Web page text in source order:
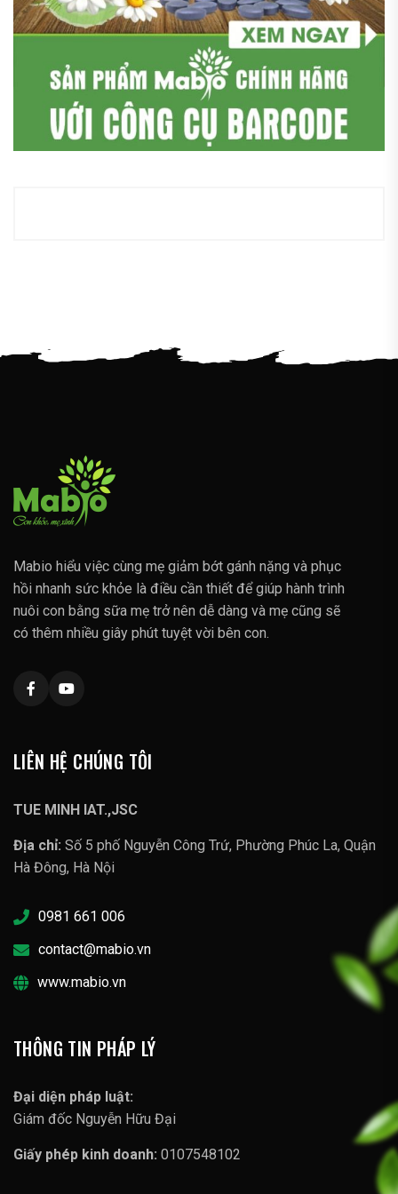
Mabio hiểu việc cùng mẹ giảm bớt gánh nặng và phục
hồi nhanh sức khỏe là điều cần thiết để giúp hành trình
nuôi con bằng sữa mẹ trở nên dễ dàng và mẹ cũng sẽ
có thêm nhiều giây phút tuyệt vời bên con.
LIÊN HỆ CHÚNG TÔI
TUE MINH IAT.,JSC
Địa chỉ: Số 5 phố Nguyễn Công Trứ, Phường Phúc La, Quận
Hà Đông, Hà Nội
0981 661 006
contact@mabio.vn
www.mabio.vn
THÔNG TIN PHÁP LÝ
Đại diện pháp luật:
Giám đốc Nguyễn Hữu Đại
Giấy phép kinh doanh: 0107548102